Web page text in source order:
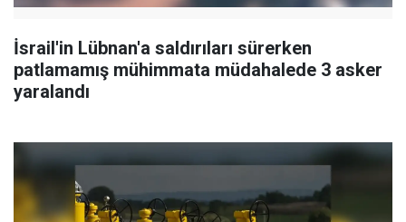
İsrail'in Lübnan'a saldırıları sürerken
patlamamış mühimmata müdahalede 3 asker
yaralandı